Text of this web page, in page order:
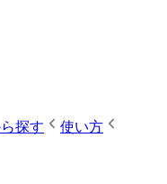
探す 使い方